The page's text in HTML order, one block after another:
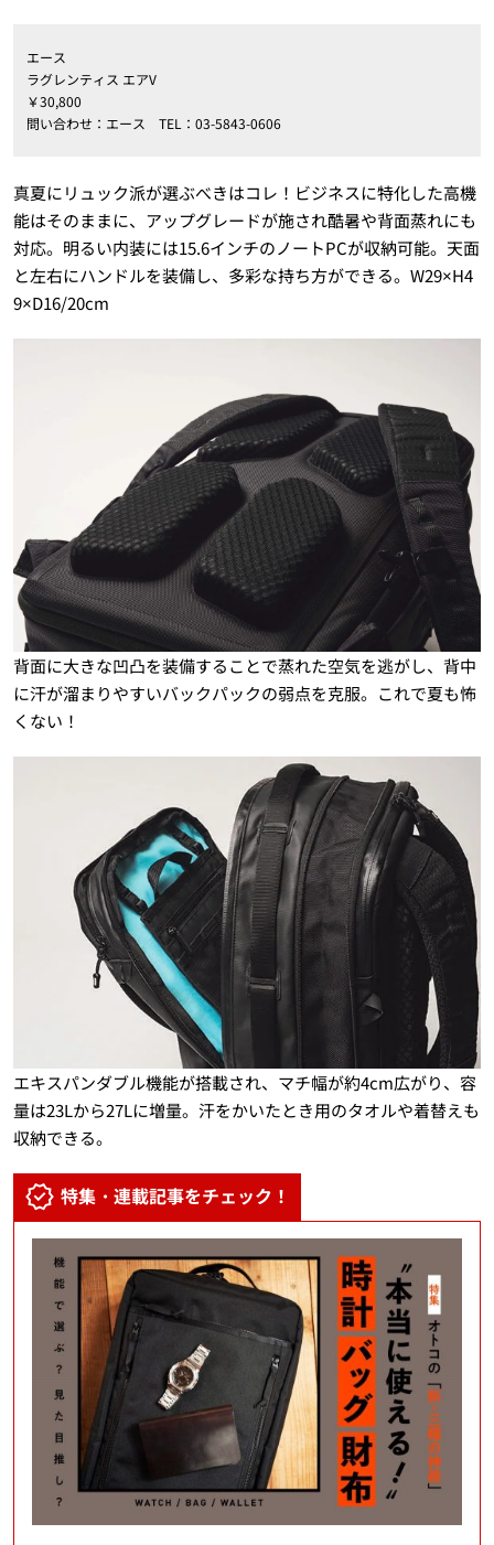
エース
ラグレンティス エアV
￥30,800
問い合わせ：エース TEL：03-5843-0606
真夏にリュック派が選ぶべきはコレ！ビジネスに特化した高機
能はそのままに、アップグレードが施され酷暑や背面蒸れにも
対応。明るい内装には15.6インチのノートPCが収納可能。天面
と左右にハンドルを装備し、多彩な持ち方ができる。W29×H4
9×D16/20cm
背面に大きな凹凸を装備することで蒸れた空気を逃がし、背中
に汗が溜まりやすいバックパックの弱点を克服。これで夏も怖
くない！
エキスパンダブル機能が搭載され、マチ幅が約4cm広がり、容
量は23Lから27Lに増量。汗をかいたとき用のタオルや着替えも
収納できる。
特集・連載記事をチェック！